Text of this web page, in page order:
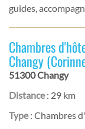
guides,
Chambres
Changy
51300 Changy
Distance: 29 km
Type: Chambres